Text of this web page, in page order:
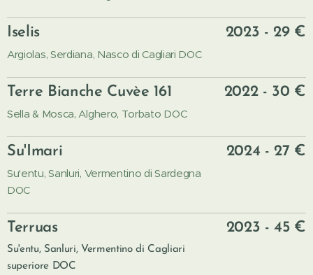
Iselis
Argiolas, Serdiana, Nasco di Cagliari DOC
2023 - 29 €
Terre Bianche Cuvèe 161
Sella & Mosca, Alghero, Torbato DOC
2022 - 30 €
Su'Imari
Su'entu, Sanluri, Vermentino di Sardegna
DOC
2024 - 27 €
Terruas
Su'entu, Sanluri, Vermentino di Cagliari
superiore DOC
2023 - 45 €